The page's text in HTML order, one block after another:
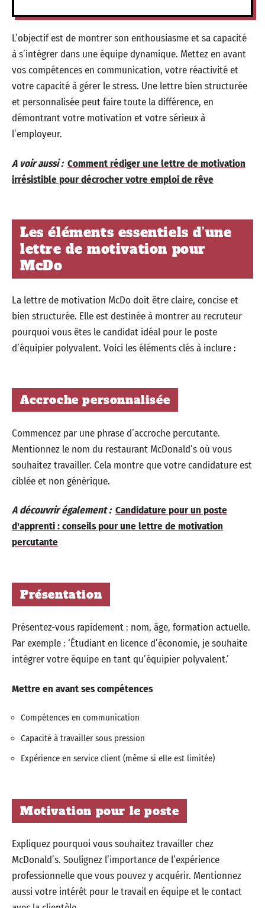
L’objectif est de montrer son enthousiasme et sa capacité
à s’intégrer dans une équipe dynamique. Mettez en avant
vos compétences en communication, votre réactivité et
votre capacité à gérer le stress. Une lettre bien structurée
et personnalisée peut faire toute la différence, en
démontrant votre motivation et votre sérieux à
l’employeur.
A voir aussi : Comment rédiger une lettre de motivation
irrésistible pour décrocher votre emploi de rêve
Les éléments essentiels d’une
lettre de motivation pour
McDo
La lettre de motivation McDo doit être claire, concise et
bien structurée. Elle est destinée à montrer au recruteur
pourquoi vous êtes le candidat idéal pour le poste
d’équipier polyvalent. Voici les éléments clés à inclure :
Accroche personnalisée
Commencez par une phrase d’accroche percutante.
Mentionnez le nom du restaurant McDonald’s où vous
souhaitez travailler. Cela montre que votre candidature est
ciblée et non générique.
A découvrir également : Candidature pour un poste
d'apprenti : conseils pour une lettre de motivation
percutante
Présentation
Présentez-vous rapidement : nom, âge, formation actuelle.
Par exemple : ‘Étudiant en licence d’économie, je souhaite
intégrer votre équipe en tant qu’équipier polyvalent.’
Mettre en avant ses compétences
Compétences en communication
Capacité à travailler sous pression
Expérience en service client (même si elle est limitée)
Motivation pour le poste
Expliquez pourquoi vous souhaitez travailler chez
McDonald’s. Soulignez l’importance de l’expérience
professionnelle que vous pouvez y acquérir. Mentionnez
aussi votre intérêt pour le travail en équipe et le contact